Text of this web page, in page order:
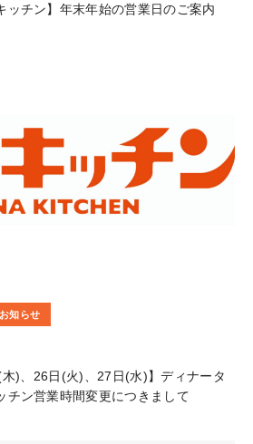
ッチン】年末年始の営業日のご案内
知らせ
木)、26日(火)、27日(水)】ディナータ
チン営業時間変更につきまして